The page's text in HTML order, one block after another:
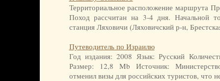
Территориальное расположение маршрута
Поход рассчитан на 3-4 дня. Начальной
станция Ляховичи (Ляховичский р-н,
Путеводитель по Израилю
Год издания: 2008 Язык: Русский
Размер: 12,8 Mb Источник:
отменил визы для российских туристов, что